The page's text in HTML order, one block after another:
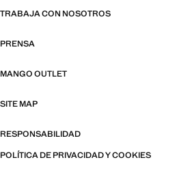
TRABAJA CON NOSOTROS
PRENSA
MANGO OUTLET
SITE MAP
RESPONSABILIDAD
POLÍTICA DE PRIVACIDAD Y COOKIES